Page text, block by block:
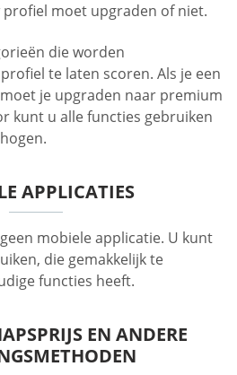
moet upgraden of niet.
die worden
te laten scoren. Als je een
je upgraden naar premium
kunt u alle functies gebruiken
APPLICATIES
mobiele applicatie. U kunt
die gemakkelijk te
functies heeft.
EN ANDERE